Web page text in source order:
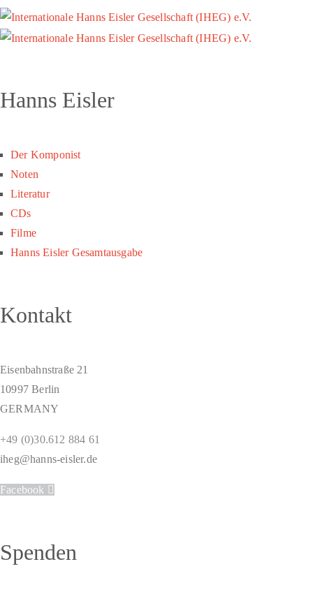
Hanns Eisler
Der Komponist
Noten
Literatur
CDs
Filme
Hanns Eisler Gesamtausgabe
Kontakt
Eisenbahnstraße 21
10997 Berlin
GERMANY
+49 (0)30.612 884 61
iheg@hanns-eisler.de
Facebook
Spenden